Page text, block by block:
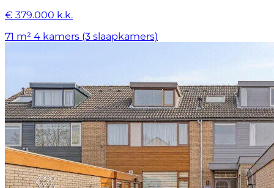
€ 379.000 k.k.
71 m² 4 kamers (3 slaapkamers)